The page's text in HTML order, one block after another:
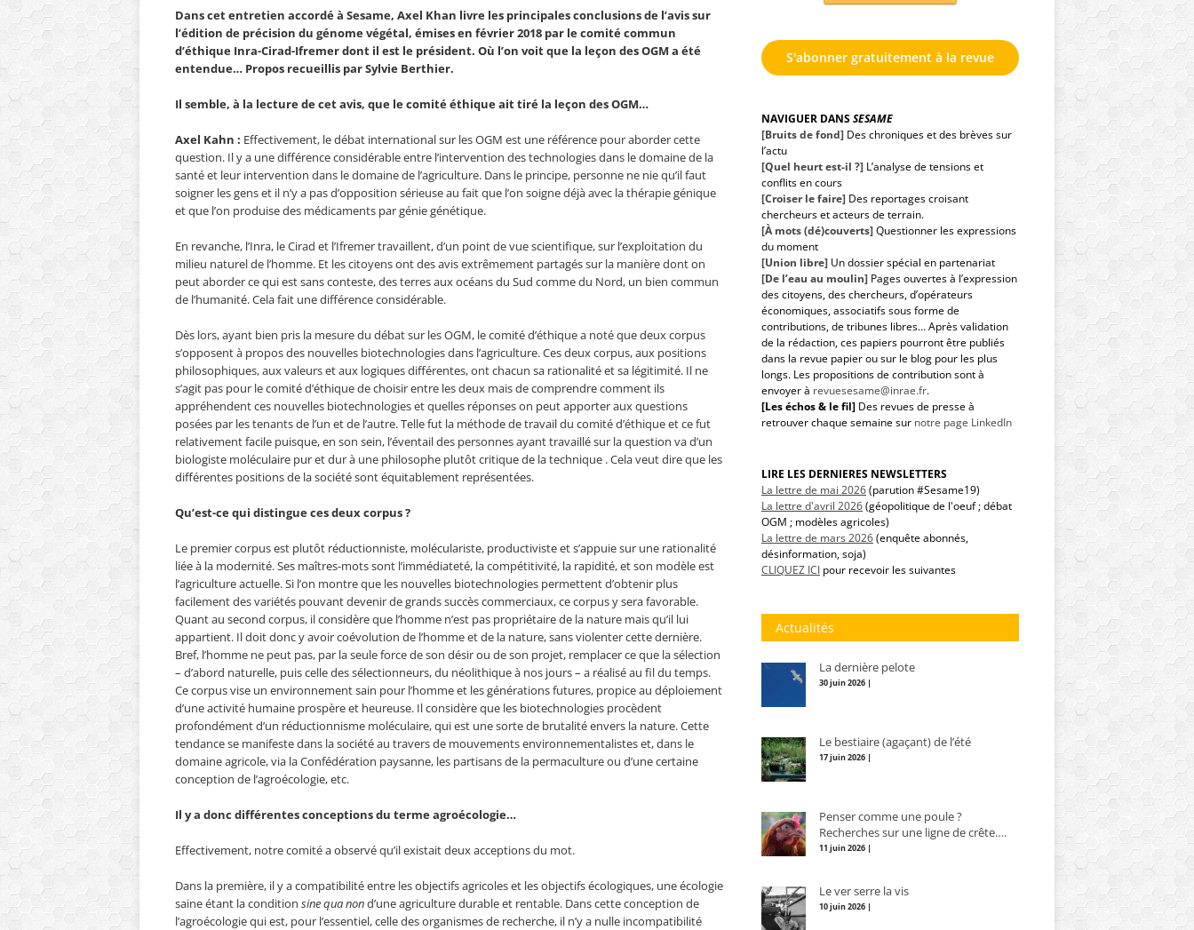
Dans cet entretien accordé à Sesame, Axel Khan livre les principales conclusions de l’avis sur
l’édition de précision du génome végétal, émises en février 2018 par le comité commun
d’éthique Inra-Cirad-Ifremer dont il est le président. Où l’on voit que la leçon des OGM a été
entendue… Propos recueillis par Sylvie Berthier.
Il semble, à la lecture de cet avis, que le comité éthique ait tiré la leçon des OGM…
Axel Kahn : Effectivement, le débat international sur les OGM est une référence pour aborder cette
question. Il y a une différence considérable entre l’intervention des technologies dans le domaine de la
santé et leur intervention dans le domaine de l’agriculture. Dans le principe, personne ne nie qu’il faut
soigner les gens et il n’y a pas d’opposition sérieuse au fait que l’on soigne déjà avec la thérapie génique
et que l’on produise des médicaments par génie génétique.
En revanche, l’Inra, le Cirad et l’Ifremer travaillent, d’un point de vue scientifique, sur l’exploitation du
milieu naturel de l’homme. Et les citoyens ont des avis extrêmement partagés sur la manière dont on
peut aborder ce qui est sans conteste, des terres aux océans du Sud comme du Nord, un bien commun
de l’humanité. Cela fait une différence considérable.
Dès lors, ayant bien pris la mesure du débat sur les OGM, le comité d’éthique a noté que deux corpus
s’opposent à propos des nouvelles biotechnologies dans l’agriculture. Ces deux corpus, aux positions
philosophiques, aux valeurs et aux logiques différentes, ont chacun sa rationalité et sa légitimité. Il ne
s’agit pas pour le comité d’éthique de choisir entre les deux mais de comprendre comment ils
appréhendent ces nouvelles biotechnologies et quelles réponses on peut apporter aux questions
posées par les tenants de l’un et de l’autre. Telle fut la méthode de travail du comité d’éthique et ce fut
relativement facile puisque, en son sein, l’éventail des personnes ayant travaillé sur la question va d’un
biologiste moléculaire pur et dur à une philosophe plutôt critique de la technique . Cela veut dire que les
différentes positions de la société sont équitablement représentées.
Qu’est-ce qui distingue ces deux corpus ?
Le premier corpus est plutôt réductionniste, moléculariste, productiviste et s’appuie sur une rationalité
liée à la modernité. Ses maîtres-mots sont l’immédiateté, la compétitivité, la rapidité, et son modèle est
l’agriculture actuelle. Si l’on montre que les nouvelles biotechnologies permettent d’obtenir plus
facilement des variétés pouvant devenir de grands succès commerciaux, ce corpus y sera favorable.
Quant au second corpus, il considère que l’homme n’est pas propriétaire de la nature mais qu’il lui
appartient. Il doit donc y avoir coévolution de l’homme et de la nature, sans violenter cette dernière.
Bref, l’homme ne peut pas, par la seule force de son désir ou de son projet, remplacer ce que la sélection
– d’abord naturelle, puis celle des sélectionneurs, du néolithique à nos jours – a réalisé au fil du temps.
Ce corpus vise un environnement sain pour l’homme et les générations futures, propice au déploiement
d’une activité humaine prospère et heureuse. Il considère que les biotechnologies procèdent
profondément d’un réductionnisme moléculaire, qui est une sorte de brutalité envers la nature. Cette
tendance se manifeste dans la société au travers de mouvements environnementalistes et, dans le
domaine agricole, via la Confédération paysanne, les partisans de la permaculture ou d’une certaine
conception de l’agroécologie, etc.
Il y a donc différentes conceptions du terme agroécologie…
Effectivement, notre comité a observé qu’il existait deux acceptions du mot.
Dans la première, il y a compatibilité entre les objectifs agricoles et les objectifs écologiques, une écologie
saine étant la condition sine qua nond’une agriculture durable et rentable. Dans cette conception de
l’agroécologie qui est, pour l’essentiel, celle des organismes de recherche, il n’y a nulle incompatibilité
S'abonner gratuitement à la revue
NAVIGUER DANSSESAME
[Bruits de fond] Des chroniques et des brèves sur
l’actu
[Quel heurt est-il ?] L’analyse de tensions et
conflits en cours
[Croiser le faire] Des reportages croisant
chercheurs et acteurs de terrain.
[À mots (dé)couverts]Questionner les expressions
du moment
[Union libre] Un dossier spécial en partenariat
[De l’eau au moulin] Pages ouvertes à l’expression
des citoyens, des chercheurs, d’opérateurs
économiques, associatifs sous forme de
contributions, de tribunes libres… Après validation
de la rédaction, ces papiers pourront être publiés
dans la revue papier ou sur le blog pour les plus
longs. Les propositions de contribution sont à
envoyer à revuesesame@inrae.fr.
[Les échos & le fil] Des revues de presse à
retrouver chaque semaine sur notre page LinkedIn
LIRE LES DERNIERES NEWSLETTERS
La lettre de mai 2026(parution #Sesame19)
La lettre d'avril 2026(géopolitique de l'oeuf ; débat
OGM ; modèles agricoles)
La lettre de mars 2026(enquête abonnés,
désinformation, soja)
CLIQUEZ ICI pour recevoir les suivantes
Actualités
La dernière pelote
30 juin 2026 |
Le bestiaire (agaçant) de l’été
17 juin 2026 |
Penser comme une poule ?
Recherches sur une ligne de crête….
11 juin 2026 |
Le ver serre la vis
10 juin 2026 |